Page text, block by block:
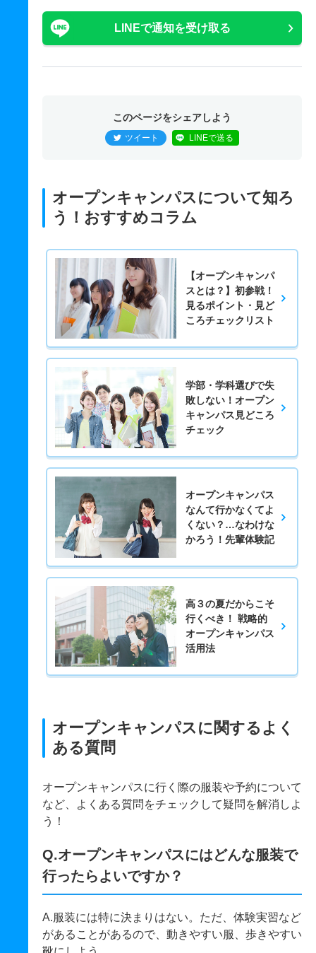
LINEで通知を受け取る
このページをシェアしよう
ツイート LINEで送る
オープンキャンパスについて知ろ
う！おすすめコラム
【オープンキャンパ
スとは？】初参戦！
見るポイント・見ど
ころチェックリスト
学部・学科選びで失
敗しない！オープン
キャンパス見どころ
チェック
オープンキャンパス
なんて行かなくてよ
くない？…なわけな
かろう！先輩体験記
高３の夏だからこそ
行くべき！ 戦略的
オープンキャンパス
活用法
オープンキャンパスに関するよく
ある質問
オープンキャンパスに行く際の服装や予約について
など、よくある質問をチェックして疑問を解消しよ
う！
Q.オープンキャンパスにはどんな服装で
行ったらよいですか？
A.服装には特に決まりはない。ただ、体験実習など
があることがあるので、動きやすい服、歩きやすい